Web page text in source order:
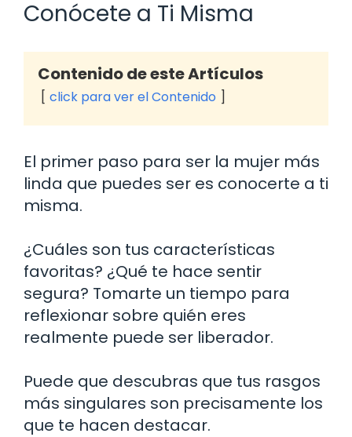
Conócete a Ti Misma
Contenido de este Artículos
click para ver el Contenido
El primer paso para ser la mujer más
linda que puedes ser es conocerte a ti
misma.
¿Cuáles son tus características
favoritas? ¿Qué te hace sentir
segura? Tomarte un tiempo para
reflexionar sobre quién eres
realmente puede ser liberador.
Puede que descubras que tus rasgos
más singulares son precisamente los
que te hacen destacar.